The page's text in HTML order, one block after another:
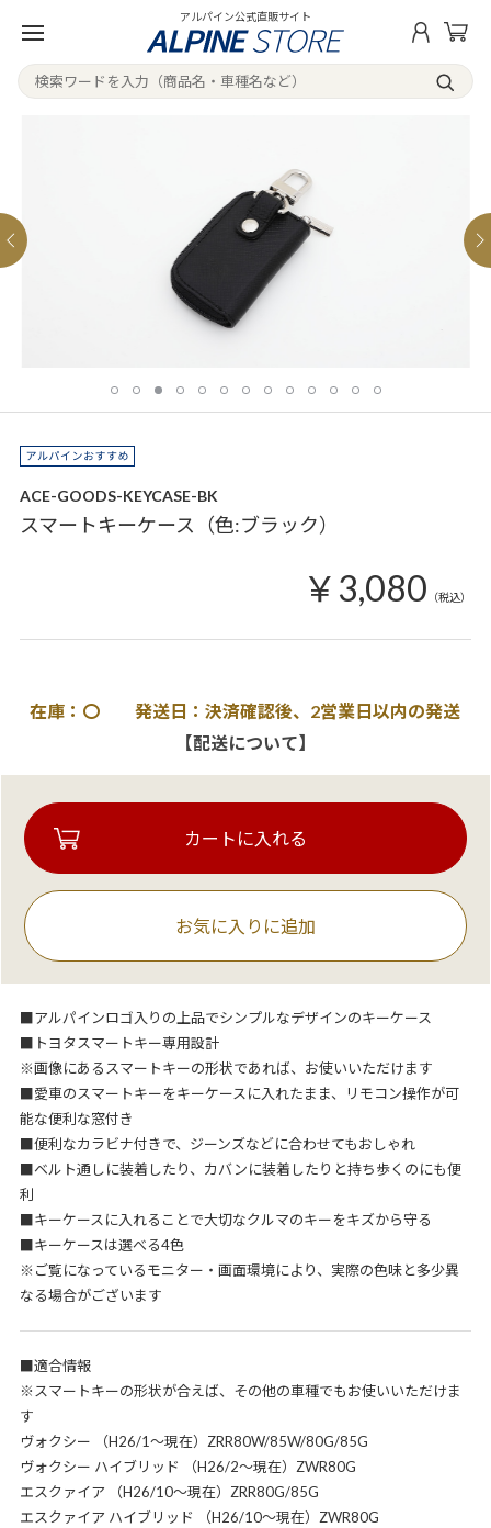
アルパイン公式直販サイト
ACE-GOODS-KEYCASE-BK
スマートキーケース（色:ブラック）
￥3,080 （税込）
在庫：〇 発送日：決済確認後、2営業日以内の発送
【配送について】
お気に入りに追加
■アルパインロゴ入りの上品でシンプルなデザインのキーケース
■トヨタスマートキー専用設計
※画像にあるスマートキーの形状であれば、お使いいただけます
■愛車のスマートキーをキーケースに入れたまま、リモコン操作が可
能な便利な窓付き
■便利なカラビナ付きで、ジーンズなどに合わせてもおしゃれ
■ベルト通しに装着したり、カバンに装着したりと持ち歩くのにも便
利
■キーケースに入れることで大切なクルマのキーをキズから守る
■キーケースは選べる4色
※ご覧になっているモニター・画面環境により、実際の色味と多少異
なる場合がございます
■適合情報
※スマートキーの形状が合えば、その他の車種でもお使いいただけま
す
ヴォクシー （H26/1～現在）ZRR80W/85W/80G/85G
ヴォクシー ハイブリッド （H26/2～現在）ZWR80G
エスクァイア （H26/10～現在）ZRR80G/85G
エスクァイア ハイブリッド （H26/10～現在）ZWR80G